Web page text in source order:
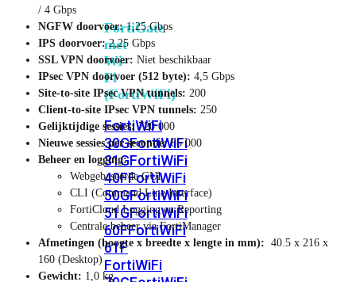
FortiGate
met
Wi-
Fi
(FortiWiFi)
FortiWiFi
30GFortiWiFi
31GFortiWiFi
40FFortiWiFi
50GFortiWiFi
51GFortiWiFi
60FFortiWiFi
61F
FortiWiFi
/ 4 Gbps
NGFW doorvoer:1,25 Gbps
IPS doorvoer:2,25 Gbps
SSL VPN doorvoer: Niet beschikbaar
IPsec VPN doorvoer (512 byte): 4,5 Gbps
Site-to-site IPsec VPN tunnels: 200
Client-to-site IPsec VPN tunnels: 250
Gelijktijdige sessies:720 000
Nieuwe sessies per seconde:85 000
Beheer en logging:
Webgebaseerde GUI
CLI (Command Line Interface)
FortiCloud Logging en Reporting
Centrale beheer via FortiManager
Afmetingen (hoogte x breedte x lengte in mm): 40.5 x 216 x
160 (Desktop)
Gewicht: 1,0 kg